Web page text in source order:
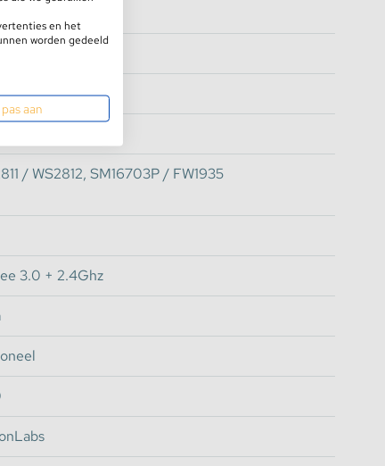
Max
/ WS2812, SM16703P / FW1935
3.0 + 2.4Ghz
en het
worden gedeeld
aan